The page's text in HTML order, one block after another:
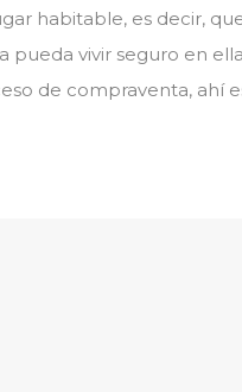
habitable, es decir,
pueda vivir seguro en
de compraventa, ahí